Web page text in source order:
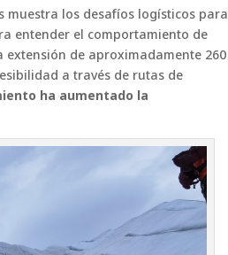
muestra los desafíos logísticos para
entender el comportamiento de
extensión de aproximadamente 260
a través de rutas de
ha aumentado la